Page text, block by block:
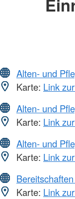
Alten- und
Karte: Link
Alten- und
Karte: Link
Alten- und
Karte: Link
Karte: Link